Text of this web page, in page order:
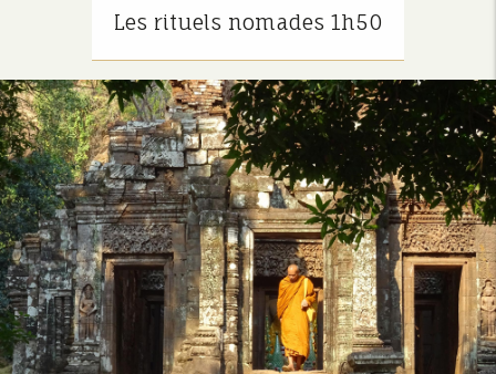
Les rituels nomades 1h50